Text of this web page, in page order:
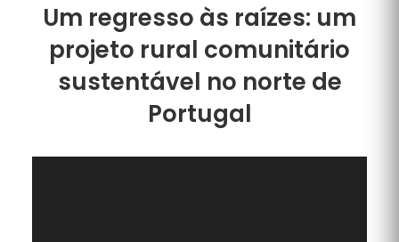
Um regresso às raízes: um
projeto rural comunitário
sustentável no norte de
Portugal